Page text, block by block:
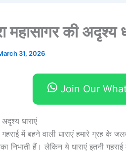
महासागर की अदृश्य
31, 2026
Join Our
धाराएं
गहराई में बहने वाली धाराएं हमारे ग्रह के
निभाती हैं। लेकिन ये धाराएं इतनी